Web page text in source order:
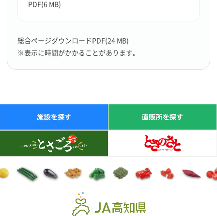
PDF(6 MB)
総合ページダウンロードPDF(24 MB)
※表示に時間がかかることがあります。